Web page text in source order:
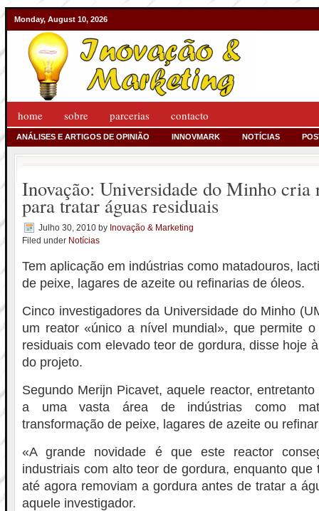
Monday, August 10, 2026
home sobre parcerias contacto
ANÁLISES E ARTIGOS DE OPINIÃO INNOVMARK NOTÍCIAS
Inovação: Universidade do Minho cria
para tratar águas residuais
Julho 30, 2010 by Inovação & Marketing
Filed under Notícias
Tem aplicação em indústrias como matadouros,
de peixe, lagares de azeite ou refinarias de óleos.
Cinco investigadores da Universidade do Minho
um reator «único a nível mundial», que permite
residuais com elevado teor de gordura, disse hoje
do projeto.
Segundo Merijn Picavet, aquele reactor,
a uma vasta área de indústrias como
transformação de peixe, lagares de azeite ou
«A grande novidade é que este reactor
industriais com alto teor de gordura, enquanto que
até agora removiam a gordura antes de tratar a
aquele investigador.